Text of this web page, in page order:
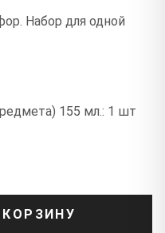
Набор для одной
155 мл.: 1 шт